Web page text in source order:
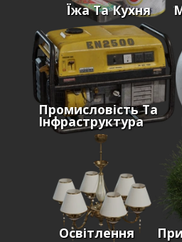
Їжа Та Кухня
Промисловість Та
Інфраструктура
Освітлення